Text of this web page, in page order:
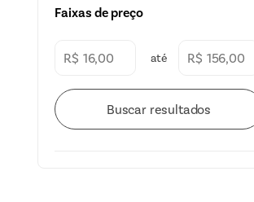
Faixas de preço
R$ R$